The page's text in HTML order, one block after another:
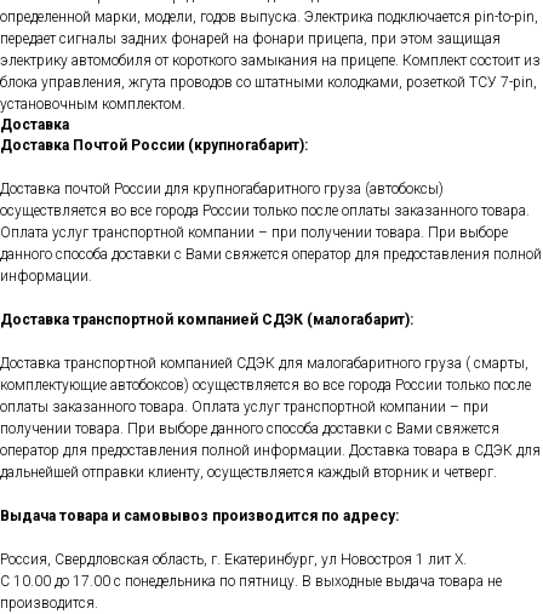
определенной марки, модели, годов выпуска. Электрика подключается pin-to-pin,
передает сигналы задних фонарей на фонари прицепа, при этом защищая
электрику автомобиля от короткого замыкания на прицепе. Комплект состоит из
блока управления, жгута проводов со штатными колодками, розеткой ТСУ 7-pin,
установочным комплектом.
Доставка
Доставка Почтой России (крупногабарит):
Доставка почтой России для крупногабаритного груза (автобоксы)
осуществляется во все города России только после оплаты заказанного товара.
Оплата услуг транспортной компании – при получении товара. При выборе
данного способа доставки с Вами свяжется оператор для предоставления полной
информации.
Доставка транспортной компанией СДЭК (малогабарит):
Доставка транспортной компанией СДЭК для малогабаритного груза ( смарты,
комплектующие автобоксов) осуществляется во все города России только после
оплаты заказанного товара. Оплата услуг транспортной компании – при
получении товара. При выборе данного способа доставки с Вами свяжется
оператор для предоставления полной информации. Доставка товара в СДЭК для
дальнейшей отправки клиенту, осуществляется каждый вторник и четверг.
Выдача товара и самовывоз производится по адресу:
Россия, Свердловская область, г. Екатеринбург, ул Новостроя 1 лит Х.
С 10.00 до 17.00 с понедельника по пятницу. В выходные выдача товара не
производится.